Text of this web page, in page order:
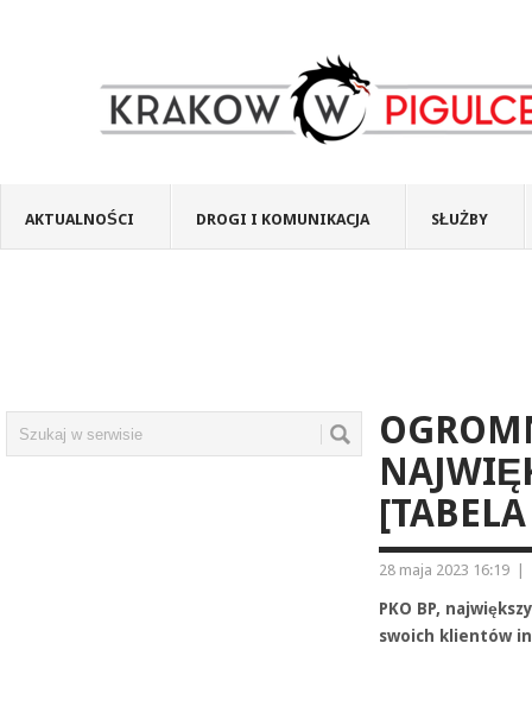
AKTUALNOŚCI DROGI I KOMUNIKACJA SŁUŻBY
28 maja 2023 16:19
PKO BP,
swoich klientów